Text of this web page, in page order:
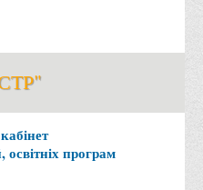
"Way to Freedom"
«ВАТРА»
освітніх програм